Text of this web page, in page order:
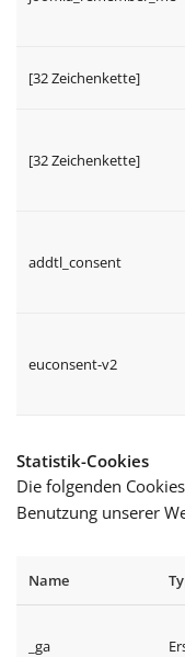
[32 Zeichenkette]
[32 Zeichenkette]
addtl_consent
euconsent-v2
Statistik-Cookies
Die folgenden
Benutzung unserer
Name
_ga